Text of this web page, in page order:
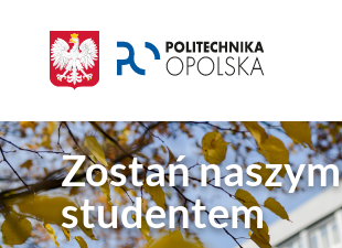
Zostań naszym
studentem